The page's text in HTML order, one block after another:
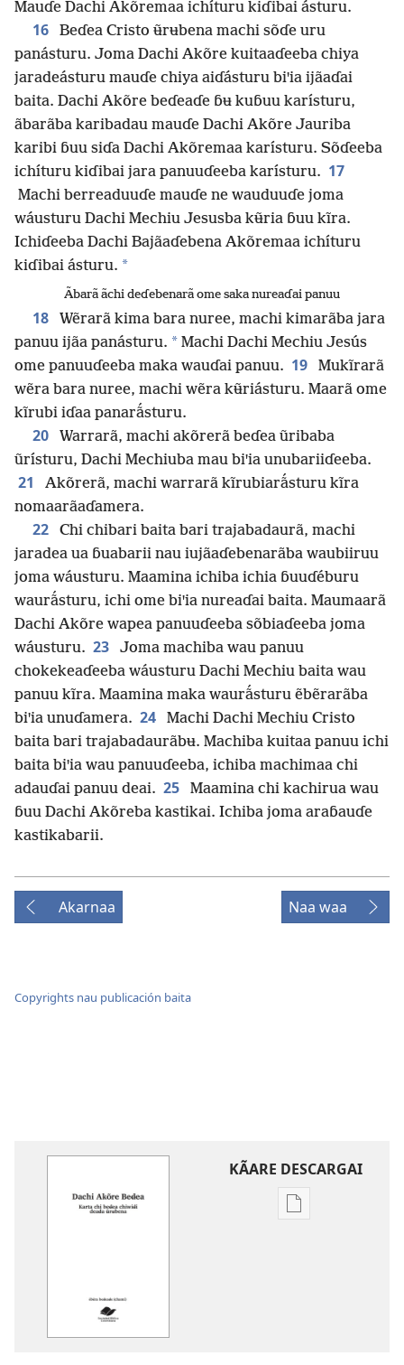
Mauɗe Dachi Akõremaa ichíturu kiɗibai ásturu.
16
Beɗea Cristo ʉ̃rʉbena machi sõɗe uru
panásturu. Joma Dachi Akõre kuitaaɗeeba chiya
jaradeásturu mauɗe chiya aiɗásturu biꞌia ijãaɗai
baita. Dachi Akõre beɗeaɗe ɓʉ kuɓuu karísturu,
ãbarãba karibadau mauɗe Dachi Akõre Jauriba
karibi ɓuu siɗa Dachi Akõremaa karísturu. Sõɗeeba
ichíturu kiɗibai jara panuuɗeeba karísturu. 17
Machi berreaduuɗe mauɗe ne wauduuɗe joma
wáusturu Dachi Mechiu Jesusba kʉ̃ria ɓuu kĩra.
Ichiɗeeba Dachi Bajãaɗebena Akõremaa ichíturu
kiɗibai ásturu. *
Ãbarã ãchi deɗebenarã ome saka nureaɗai panuu
18
Wẽrarã kima bara nuree, machi kimarãba jara
panuu ijãa panásturu. * Machi Dachi Mechiu Jesús
ome panuuɗeeba maka wauɗai panuu. 19
Mukĩrarã
wẽra bara nuree, machi wẽra kʉ̃riásturu. Maarã ome
kĩrubi iɗaa panarã́sturu.
20
Warrarã, machi akõrerã beɗea ũribaba
ũrísturu, Dachi Mechiuba mau biꞌia unubariiɗeeba.
21
Akõrerã, machi warrarã kĩrubiarã́sturu kĩra
nomaarãaɗamera.
22
Chi chibari baita bari trajabadaurã, machi
jaradea ua ɓuabarii nau iujãaɗebenarãba waubiiruu
joma wáusturu. Maamina ichiba ichia ɓuuɗéburu
waurã́sturu, ichi ome biꞌia nureaɗai baita. Maumaarã
Dachi Akõre wapea panuuɗeeba sõbiaɗeeba joma
wáusturu. 23
Joma machiba wau panuu
chokekeaɗeeba wáusturu Dachi Mechiu baita wau
panuu kĩra. Maamina maka waurã́sturu ẽbẽrarãba
biꞌia unuɗamera. 24
Machi Dachi Mechiu Cristo
baita bari trajabadaurãbʉ. Machiba kuitaa panuu ichi
baita biꞌia wau panuuɗeeba, ichiba machimaa chi
adauɗai panuu deai. 25
Maamina chi kachirua wau
ɓuu Dachi Akõreba kastikai. Ichiba joma araɓauɗe
kastikabarii.
Akarnaa Naa waa
Copyrights nau publicación baita
KÃARE DESCARGAI
Opciones